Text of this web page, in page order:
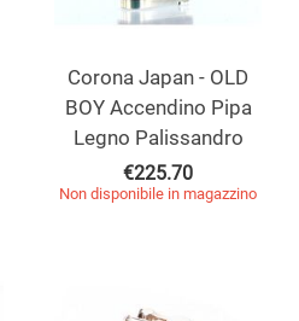
Corona Japan - OLD
BOY Accendino Pipa
Legno Palissandro
€225.70
Non disponibile in magazzino